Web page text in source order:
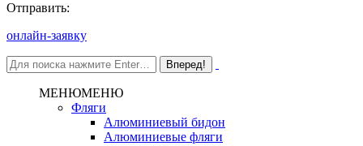
Отправить:
онлайн-заявку
МЕНЮМЕНЮ
Фляги
Алюминиевый бидон
Алюминиевые фляги